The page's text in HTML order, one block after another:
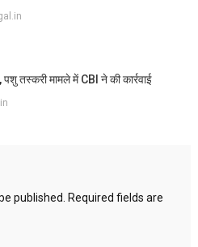
तस्करी मामले में CBI ने की कार्रवाई
published.
Required fields are